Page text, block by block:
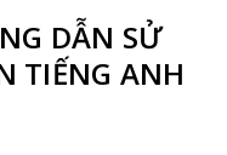
DẪN SỬ
TIẾNG ANH